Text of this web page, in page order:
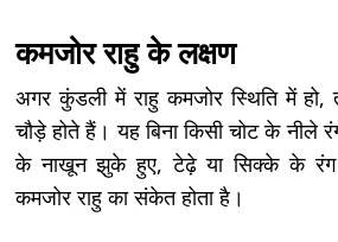
कमजोर राहु के लक्षण
अगर कुंडली में राहु कमजोर स्थिति में हो,
चौड़े होते हैं। यह बिना किसी चोट के
के नाखून झुके हुए, टेढ़े या सिक्के के
कमजोर राहु का संकेत होता है।